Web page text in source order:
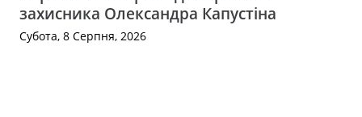
захисника Олександра Капустіна
Субота, 8 Серпня, 2026